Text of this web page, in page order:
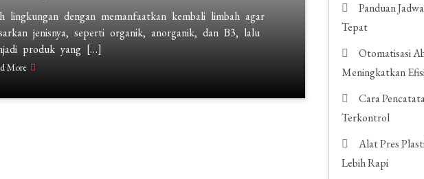
lingkungan dengan memanfaatkan kembali limbah agar
jenisnya, seperti organik, anorganik, dan B3, lalu
produk yang […]
More
Panduan
Tepat
Otomatisasi
Meningkatkan
Cara
Terkontrol
Alat Pres
Lebih Rapi